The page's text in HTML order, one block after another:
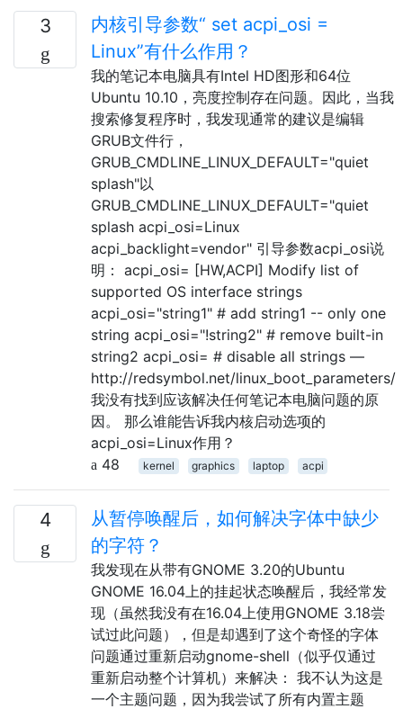
3
内核引导参数“ set acpi_osi =
Linux”有什么作用？
我的笔记本电脑具有Intel HD图形和64位
Ubuntu 10.10，亮度控制存在问题。因此，当我
搜索修复程序时，我发现通常的建议是编辑
GRUB文件行，
GRUB_CMDLINE_LINUX_DEFAULT="quiet
splash"以
GRUB_CMDLINE_LINUX_DEFAULT="quiet
splash acpi_osi=Linux
acpi_backlight=vendor" 引导参数acpi_osi说
明： acpi_osi= [HW,ACPI] Modify list of
supported OS interface strings
acpi_osi="string1" # add string1 -- only one
string acpi_osi="!string2" # remove built-in
string2 acpi_osi= # disable all strings —
http://redsymbol.net/linux_boot_parameters/
我没有找到应该解决任何笔记本电脑问题的原
因。 那么谁能告诉我内核启动选项的
acpi_osi=Linux作用？
48
kernel graphics laptop acpi
4
从暂停唤醒后，如何解决字体中缺少
的字符？
我发现在从带有GNOME 3.20的Ubuntu
GNOME 16.04上的挂起状态唤醒后，我经常发
现（虽然我没有在16.04上使用GNOME 3.18尝
试过此问题），但是却遇到了这个奇怪的字体
问题通过重新启动gnome-shell（似乎仅通过
重新启动整个计算机）来解决： 我不认为这是
一个主题问题，因为我尝试了所有内置主题